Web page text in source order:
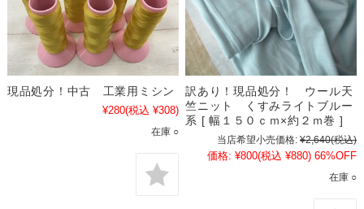
現品処分！中古 工業用ミシン
¥280(税込 ¥308)
在庫 ○
訳あり！現品処分！ ウール天
竺ニット くすみライトブルー
系 [ 幅１５０ｃｍ×約２ｍ巻 ]
当店希望小売価格: ¥2,640(税込)
価格: ¥800(税込 ¥880) 66%OFF
在庫 ○